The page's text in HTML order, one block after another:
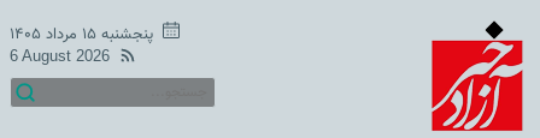
پنجشنبه ۱۵ مرداد ۱۴۰۵
6 August 2026